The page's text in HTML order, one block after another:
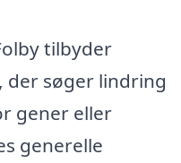
tilbyder
der søger lindring
gener eller
generelle